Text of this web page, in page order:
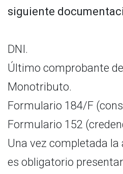
siguiente
DNI.
Último comprobante
Monotributo.
Formulario 184/F
Formulario 152
Una vez completada
es obligatorio